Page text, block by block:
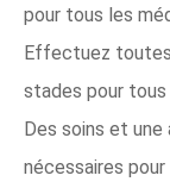
pour tous les
Effectuez
stades pour tous
Des soins et
nécessaires